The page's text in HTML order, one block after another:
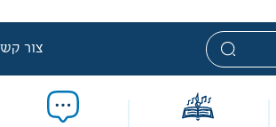
במסגרת מדיניות תמחור מוזלת, ואינם
מוגבלת וע״פ התקנות.
צור